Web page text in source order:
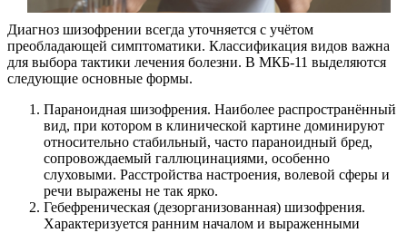
Диагноз шизофрении всегда уточняется с учётом
преобладающей симптоматики. Классификация видов важна
для выбора тактики лечения болезни. В МКБ-11 выделяются
следующие основные формы.
Параноидная шизофрения. Наиболее распространённый
вид, при котором в клинической картине доминируют
относительно стабильный, часто параноидный бред,
сопровождаемый галлюцинациями, особенно
слуховыми. Расстройства настроения, волевой сферы и
речи выражены не так ярко.
Гебефреническая (дезорганизованная) шизофрения.
Характеризуется ранним началом и выраженными